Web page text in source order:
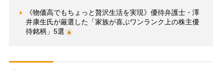
《物価高でもちょっと贅沢生活を実現》優待弁護士・澤
井康生氏が厳選した「家族が喜ぶワンランク上の株主優
待銘柄」5選